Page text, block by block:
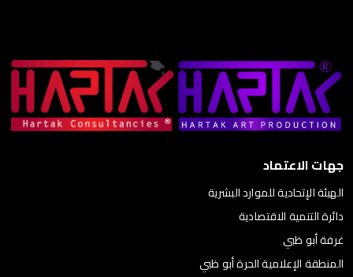
جهات الاعتماد
الهيئة الإتحادية للموارد البشرية
دائرة التنمية الاقتصادية
غرفة أبو ظبي
المنطقة الإعلامية الحرة أبو ظبي